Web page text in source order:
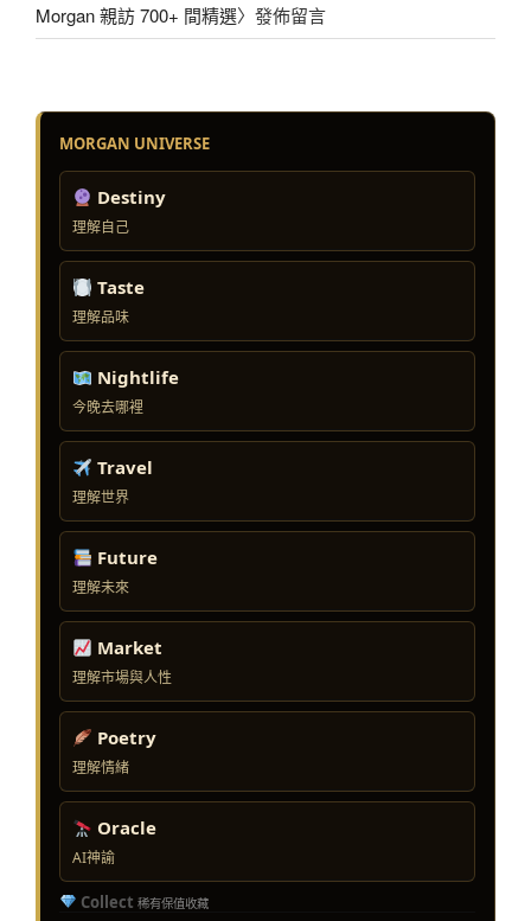
Morgan 親訪 700+ 間精選〉發佈留言
MORGAN UNIVERSE
Destiny
理解自己
Taste
理解品味
Nightlife
今晚去哪裡
Travel
理解世界
Future
理解未來
Market
理解市場與人性
Poetry
理解情緒
Oracle
AI神諭
Collect 稀有保值收藏